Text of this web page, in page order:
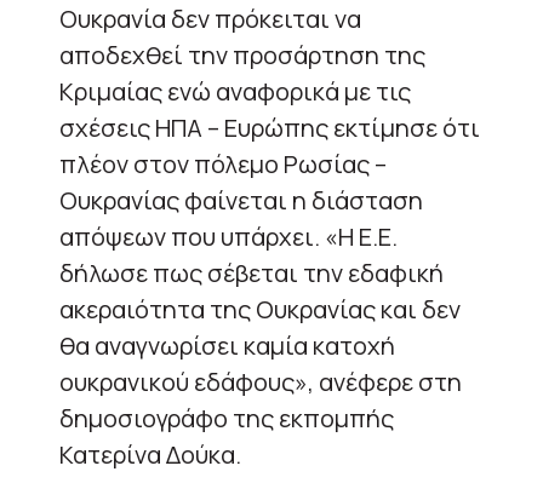
Ουκρανία δεν πρόκειται να
αποδεχθεί την προσάρτηση της
Κριμαίας ενώ αναφορικά με τις
σχέσεις ΗΠΑ – Ευρώπης εκτίμησε ότι
πλέον στον πόλεμο Ρωσίας –
Ουκρανίας φαίνεται η διάσταση
απόψεων που υπάρχει. «Η Ε.Ε.
δήλωσε πως σέβεται την εδαφική
ακεραιότητα της Ουκρανίας και δεν
θα αναγνωρίσει καμία κατοχή
ουκρανικού εδάφους», ανέφερε στη
δημοσιογράφο της εκπομπής
Κατερίνα Δούκα.